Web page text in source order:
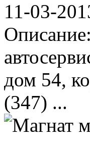
11-03-
дом 54,
(347) ...